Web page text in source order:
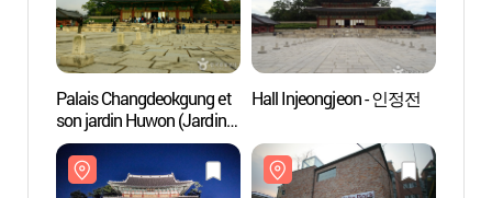
Palais Changdeokgung et
son jardin Huwon (Jardin
secret) [Patrimoine
Mondial de l'UNESCO]
(창덕궁과 후원)
Hall Injeongjeon - 인정전